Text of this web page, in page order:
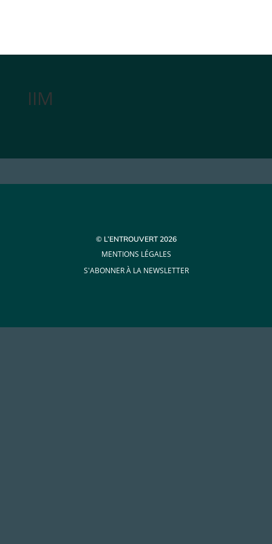
IIM
© L’ENTROUVERT 2026
MENTIONS LÉGALES
S'ABONNER À LA NEWSLETTER